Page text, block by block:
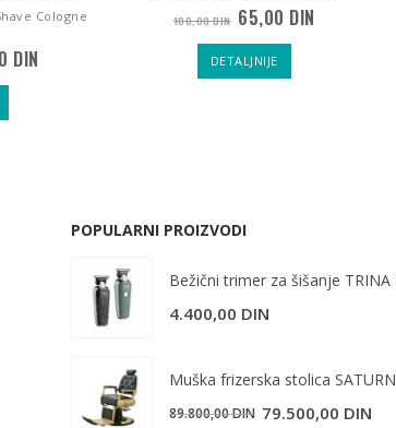
Cologne
DIN
100,00DIN 65,00 DIN
DETALJNIJE
POPULARNI PROIZVODI
4.400,00 DIN
Muška frizerska stolica SATURN
89.800,00DIN Originalna
79.500,00 DIN